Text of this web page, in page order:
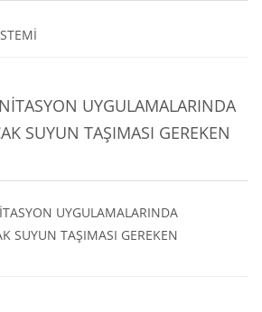
UYGULAMALARINDA
SUYUN TAŞIMASI GEREKEN
UYGULAMALARINDA
SUYUN TAŞIMASI GEREKEN